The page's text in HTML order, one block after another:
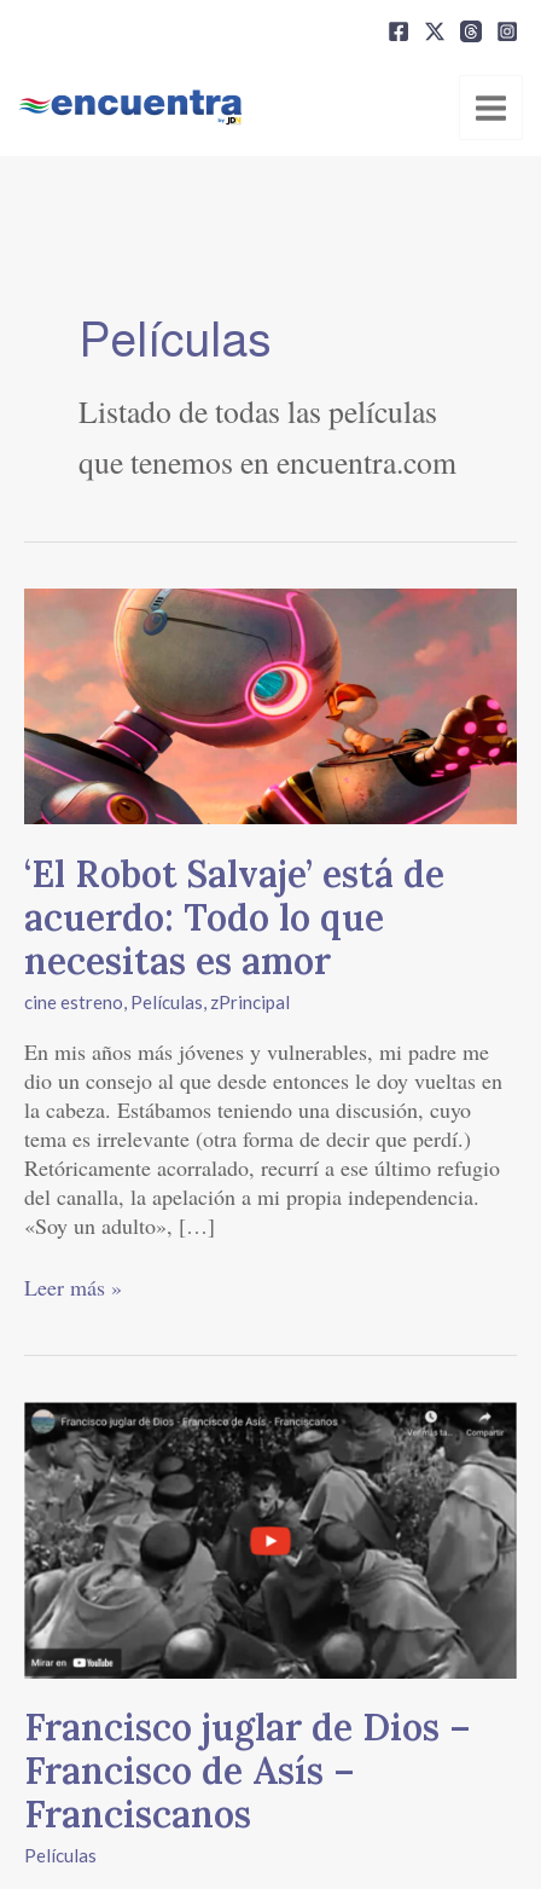
Películas
Listado de todas las películas
que tenemos en encuentra.com
‘El Robot Salvaje’ está de
acuerdo: Todo lo que
necesitas es amor
cine estreno, Películas, zPrincipal
En mis años más jóvenes y vulnerables, mi padre me
dio un consejo al que desde entonces le doy vueltas en
la cabeza. Estábamos teniendo una discusión, cuyo
tema es irrelevante (otra forma de decir que perdí.)
Retóricamente acorralado, recurrí a ese último refugio
del canalla, la apelación a mi propia independencia.
«Soy un adulto», […]
‘El
Salvaje’
está
acuerdo:
Todo
que
necesitas
es
amor
Leer más »
Francisco juglar de Dios –
Francisco de Asís –
Franciscanos
Películas
Francisco
juglar
de
Dios
–
Francisco
de
Asís
–
Franciscanos